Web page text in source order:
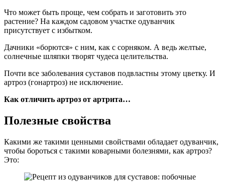
Что может быть проще, чем собрать и заготовить это
растение? На каждом садовом участке одуванчик
присутствует с избытком.
Дачники «борются» с ним, как с сорняком. А ведь желтые,
солнечные шляпки творят чудеса целительства.
Почти все заболевания суставов подвластны этому цветку. И
артроз (гонартроз) не исключение.
Как отличить артроз от артрита…
Полезные свойства
Какими же такими ценными свойствами обладает одуванчик,
чтобы бороться с такими коварными болезнями, как артроз?
Это: